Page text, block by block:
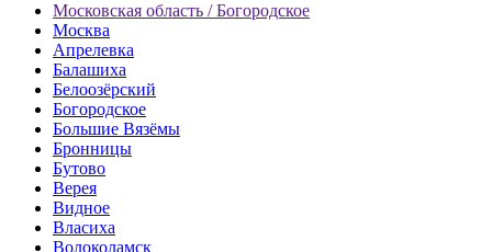
Московская область / Богородское
Москва
Апрелевка
Балашиха
Белоозёрский
Богородское
Большие Вязёмы
Бронницы
Бутово
Верея
Видное
Власиха
Волоколамск